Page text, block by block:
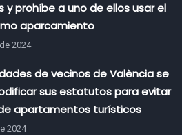
y prohíbe a uno de ellos usar el
aparcamiento
2024
de vecinos de València se
sus estatutos para evitar
apartamentos turísticos
2024